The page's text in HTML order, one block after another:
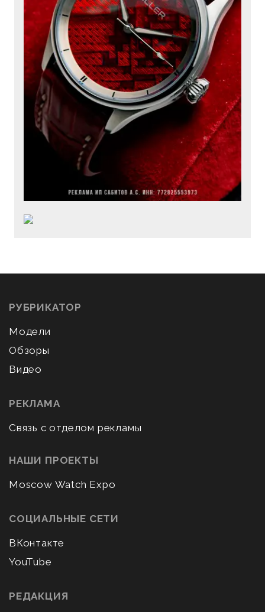
РУБРИКАТОР
Модели
Обзоры
Видео
РЕКЛАМА
Связь с отделом рекламы
НАШИ ПРОЕКТЫ
Moscow Watch Expo
СОЦИАЛЬНЫЕ СЕТИ
ВКонтакте
YouTube
РЕДАКЦИЯ